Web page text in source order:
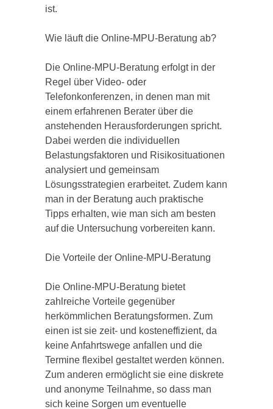
ist.
Wie läuft die Online-MPU-Beratung ab?
Die Online-MPU-Beratung erfolgt in der
Regel über Video- oder
Telefonkonferenzen, in denen man mit
einem erfahrenen Berater über die
anstehenden Herausforderungen spricht.
Dabei werden die individuellen
Belastungsfaktoren und Risikosituationen
analysiert und gemeinsam
Lösungsstrategien erarbeitet. Zudem kann
man in der Beratung auch praktische
Tipps erhalten, wie man sich am besten
auf die Untersuchung vorbereiten kann.
Die Vorteile der Online-MPU-Beratung
Die Online-MPU-Beratung bietet
zahlreiche Vorteile gegenüber
herkömmlichen Beratungsformen. Zum
einen ist sie zeit- und kosteneffizient, da
keine Anfahrtswege anfallen und die
Termine flexibel gestaltet werden können.
Zum anderen ermöglicht sie eine diskrete
und anonyme Teilnahme, so dass man
sich keine Sorgen um eventuelle